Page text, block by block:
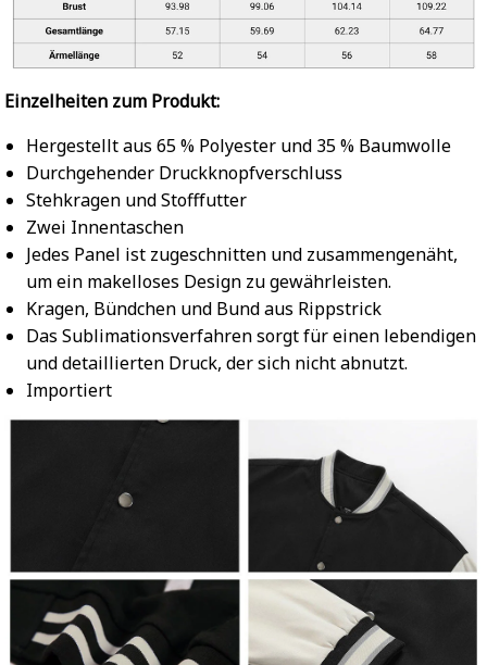
Einzelheiten zum Produkt:
Hergestellt aus 65 % Polyester und 35 % Baumwolle
Durchgehender Druckknopfverschluss
Stehkragen und Stofffutter
Zwei Innentaschen
Jedes Panel ist zugeschnitten und zusammengenäht,
um ein makelloses Design zu gewährleisten.
Kragen, Bündchen und Bund aus Rippstrick
Das Sublimationsverfahren sorgt für einen lebendigen
und detaillierten Druck, der sich nicht abnutzt.
Importiert